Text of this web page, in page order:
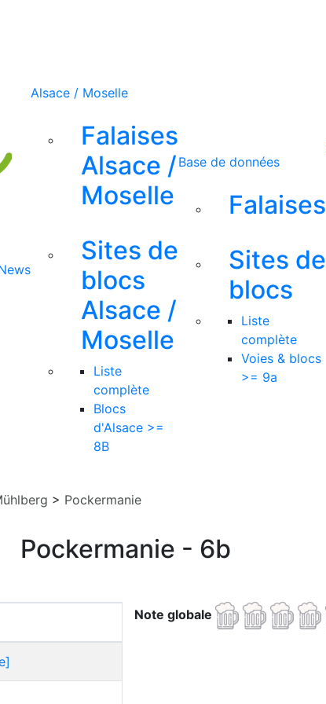
Alsace / Moselle
Falaises
Alsace /
Moselle
Sites de
blocs
Alsace /
Moselle
Liste
complète
Blocs
d'Alsace >=
8B
Base de données
Falaises
Sites de
blocs
Liste
complète
Voies & blocs
>= 9a
> Pockermanie
Pockermanie - 6b
Note globale